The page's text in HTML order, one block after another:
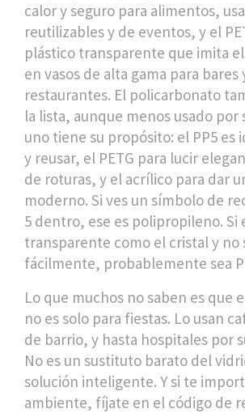
calor y seguro para alimentos,
reutilizables y de eventos, y el
plástico transparente que imita el
en vasos de alta gama para bares
restaurantes. El policarbonato
la lista, aunque menos usado por
uno tiene su propósito: el PP5 es
y reusar, el PETG para lucir
de roturas, y el acrílico para dar
moderno. Si ves un símbolo de
5 dentro, ese es polipropileno. Si
transparente como el cristal y no
fácilmente, probablemente sea
Lo que muchos no saben es que
no es solo para fiestas. Lo usan
de barrio, y hasta hospitales por
No es un sustituto barato del
solución inteligente. Y si te
ambiente, fíjate en el código de